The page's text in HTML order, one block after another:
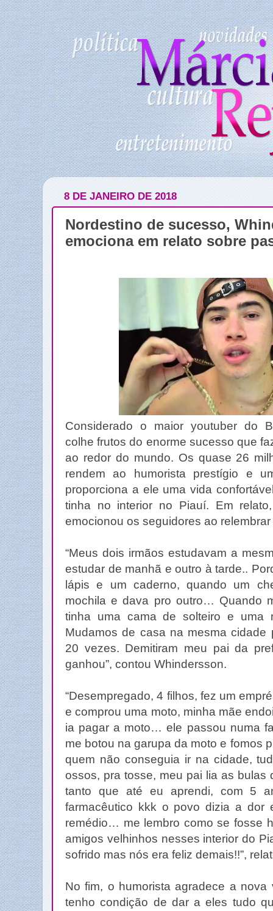
8 DE JANEIRO DE 2018
Nordestino de sucesso,
emociona em relato sobre
Considerado o maior youtuber do
colhe frutos do enorme sucesso que
ao redor do mundo. Os quase 26
rendem ao humorista prestígio e
proporciona a ele uma vida
tinha no interior no Piauí. Em
emocionou os seguidores ao
“Meus dois irmãos estudavam a
estudar de manhã e outro à tarde..
lápis e um caderno, quando um
mochila e dava pro outro… Quando
tinha uma cama de solteiro e uma
Mudamos de casa na mesma cidade
20 vezes. Demitiram meu pai da
ganhou”, contou Whindersson.
“Desempregado, 4 filhos, fez um
e comprou uma moto, minha mãe
ia pagar a moto… ele passou numa
me botou na garupa da moto e fomos
quem não conseguia ir na cidade,
ossos, pra tosse, meu pai lia as bulas
tanto que até eu aprendi, com 5
farmacêutico kkk o povo dizia a dor
remédio… me lembro como se fosse
amigos velhinhos nesses interior do
sofrido mas nós era feliz demais!!”,
No fim, o humorista agradece a nova
tenho condição de dar a eles tudo